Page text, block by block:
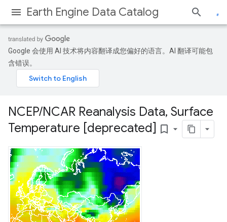
Earth Engine Data Catalog
Google 会使用 AI 技术将内容翻译成您偏好的语言。AI 翻译可能包
含错误。
NCEP/NCAR Reanalysis Data, Surface
Temperature [deprecated] bookmark_border